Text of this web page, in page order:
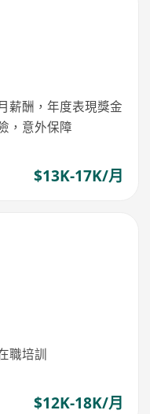
薪酬，年度表現獎金
，意外保障
$13K-17K/月
職培訓
$12K-18K/月